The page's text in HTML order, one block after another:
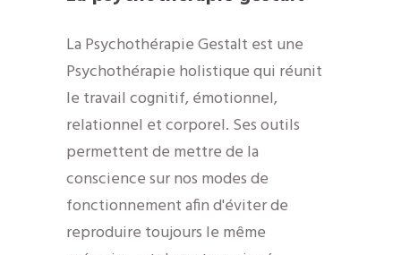
La Psychothérapie Gestalt est une
Psychothérapie holistique qui réunit
le travail cognitif, émotionnel,
relationnel et corporel. Ses outils
permettent de mettre de la
conscience sur nos modes de
fonctionnement afin d'éviter de
reproduire toujours le même